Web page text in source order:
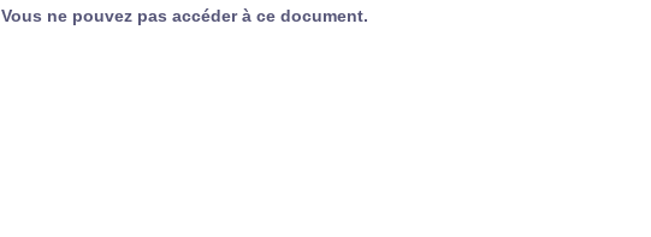
Vous ne pouvez pas accéder à ce document.